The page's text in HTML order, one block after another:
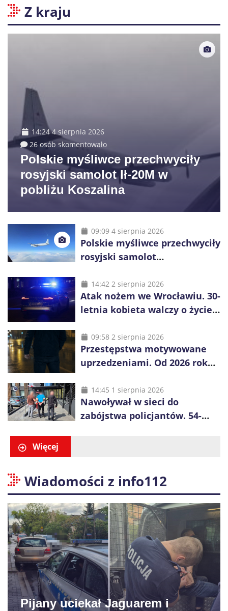
Z kraju
14:24 4 sierpnia 2026
26 osób skomentowało
Polskie myśliwce przechwyciły
rosyjski samolot Ił-20M w
pobliżu Koszalina
09:09 4 sierpnia 2026
Polskie myśliwce przechwyciły
rosyjski samolot
14:42 2 sierpnia 2026
Atak nożem we Wrocławiu. 30-
letnia kobieta walczy o życie,
obywatela Ukrainy
09:58 2 sierpnia 2026
Przestępstwa motywowane
uprzedzeniami. Od 2026 roku
liczenia danych
14:45 1 sierpnia 2026
Nawoływał w sieci do
zabójstwa policjantów. 54-
Więcej
Wiadomości z info112
Pijany uciekał Jaguarem i